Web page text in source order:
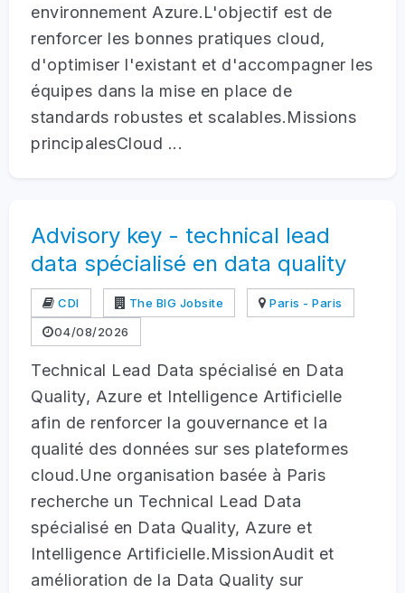
environnement Azure.L'objectif est de
renforcer les bonnes pratiques cloud,
d'optimiser l'existant et d'accompagner les
équipes dans la mise en place de
standards robustes et scalables.Missions
principalesCloud ...
Advisory key - technical lead
data spécialisé en data quality
CDI The BIG Jobsite
Paris - Paris
04/08/2026
Technical Lead Data spécialisé en Data
Quality, Azure et Intelligence Artificielle
afin de renforcer la gouvernance et la
qualité des données sur ses plateformes
cloud.Une organisation basée à Paris
recherche un Technical Lead Data
spécialisé en Data Quality, Azure et
Intelligence Artificielle.MissionAudit et
amélioration de la Data Quality sur